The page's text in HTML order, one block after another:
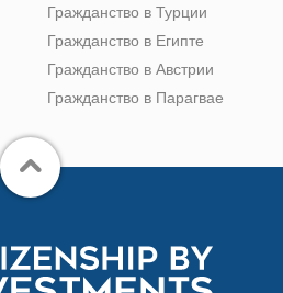
Гражданство в Турции
Гражданство в Египте
Гражданство в Австрии
Гражданство в Парагвае